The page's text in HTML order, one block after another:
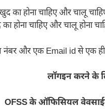
का होना चाहिए और चालू
होना चाहिए और चालू होना
नंबर और एक Email id से एक
लॉगइन करने के
OFSS के ऑफिसियल